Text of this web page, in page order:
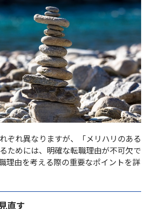
ぞれ異なりますが、「メリハリのある
ためには、明確な転職理由が不可欠で
理由を考える際の重要なポイントを詳
直す